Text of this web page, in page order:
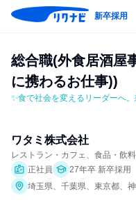
新卒採用
総合職(外食居酒屋
に携わるお仕事))
✨食で社会を変えるリーダーへ
ワタミ株式会社
レストラン・カフェ、食品・飲
正社員
27年卒 新卒採用
埼玉県、千葉県、東京都、